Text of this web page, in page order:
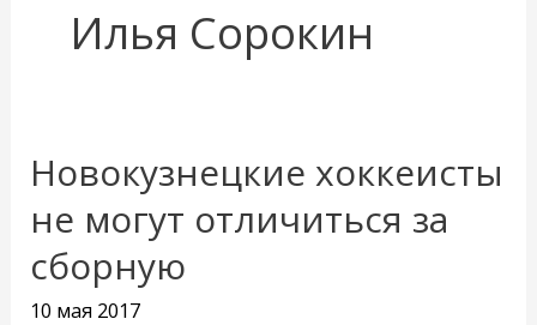
Илья Сорокин
Новокузнецкие хоккеисты
не могут отличиться за
сборную
10 мая 2017
Новокузнецкие
не
могут
отличиться